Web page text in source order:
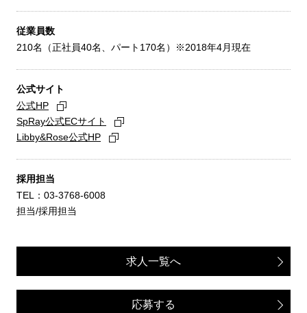
従業員数
210名（正社員40名、パート170名）※2018年4月現在
公式サイト
公式HP
SpRay公式ECサイト
Libby&Rose公式HP
採用担当
TEL：03-3768-6008
担当/採用担当
求人一覧へ
応募する